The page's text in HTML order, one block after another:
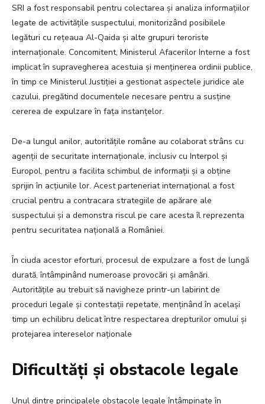
SRI a fost responsabil pentru colectarea și analiza informațiilor
legate de activitățile suspectului, monitorizând posibilele
legături cu rețeaua Al-Qaida și alte grupuri teroriste
internaționale. Concomitent, Ministerul Afacerilor Interne a fost
implicat în supravegherea acestuia și menținerea ordinii publice,
în timp ce Ministerul Justiției a gestionat aspectele juridice ale
cazului, pregătind documentele necesare pentru a susține
cererea de expulzare în fața instanțelor.
De-a lungul anilor, autoritățile române au colaborat strâns cu
agenții de securitate internaționale, inclusiv cu Interpol și
Europol, pentru a facilita schimbul de informații și a obține
sprijin în acțiunile lor. Acest parteneriat internațional a fost
crucial pentru a contracara strategiile de apărare ale
suspectului și a demonstra riscul pe care acesta îl reprezenta
pentru securitatea națională a României.
În ciuda acestor eforturi, procesul de expulzare a fost de lungă
durată, întâmpinând numeroase provocări și amânări.
Autoritățile au trebuit să navigheze printr-un labirint de
proceduri legale și contestații repetate, menținând în același
timp un echilibru delicat între respectarea drepturilor omului și
protejarea intereselor naționale
Dificultăți și obstacole legale
Unul dintre principalele obstacole legale întâmpinate în